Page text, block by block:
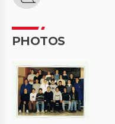
PHOTOS